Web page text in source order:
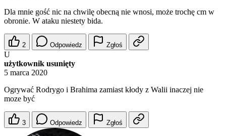
Dla mnie gość nic na chwilę obecną nie wnosi, może trochę cm w
obronie. W ataku niestety bida.
2 Odpowiedz Zgłoś
U
użytkownik usunięty
5 marca 2020
Ogrywać Rodrygo i Brahima zamiast kłody z Walii inaczej nie
moze być
3 Odpowiedz Zgłoś